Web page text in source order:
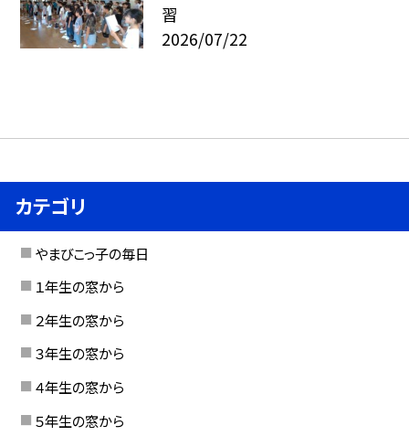
習
2026/07/22
カテゴリ
やまびこっ子の毎日
１年生の窓から
２年生の窓から
３年生の窓から
４年生の窓から
５年生の窓から